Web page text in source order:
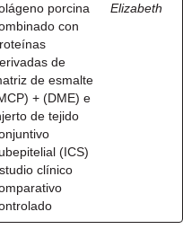
porcina
con
de
de esmalte
+ (DME) e
de tejido
(ICS)
clínico
Elizabeth